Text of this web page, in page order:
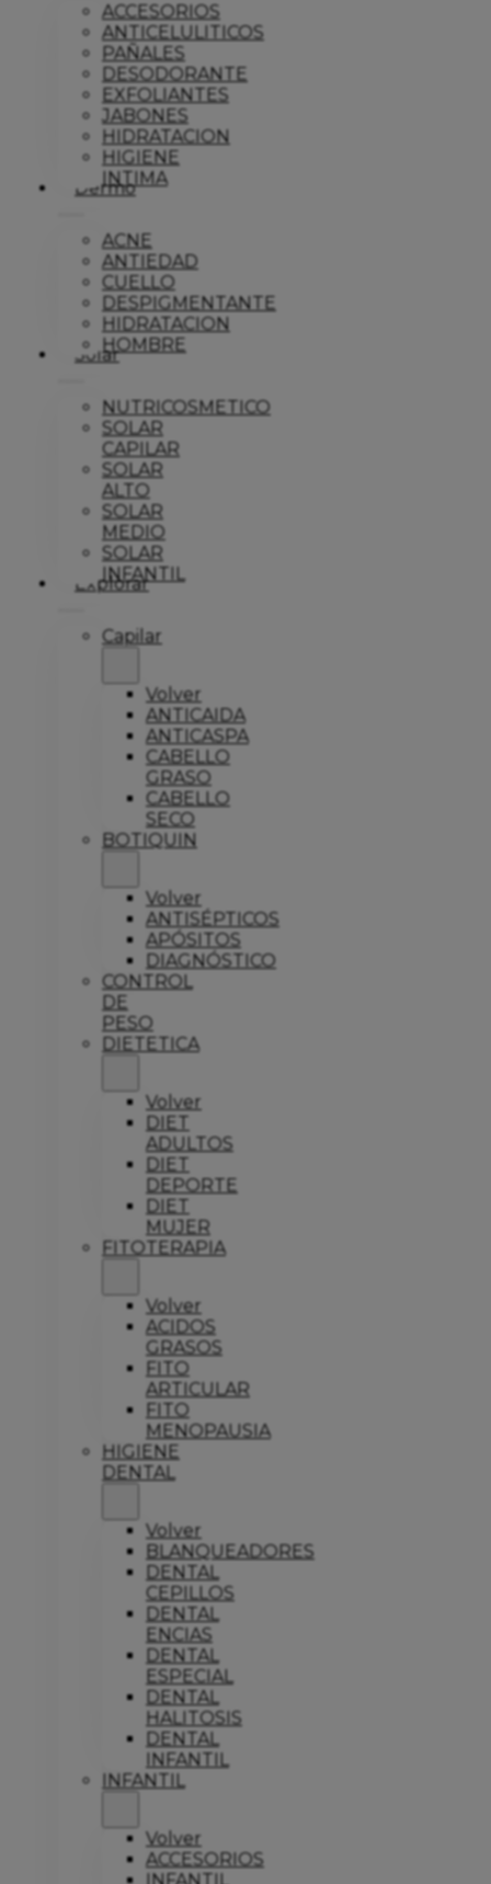
ACCESORIOS
ANTICELULITICOS
PAÑALES
DESODORANTE
EXFOLIANTES
JABONES
HIDRATACION
HIGIENE
INTIMA
Dermo
ACNE
ANTIEDAD
CUELLO
DESPIGMENTANTE
HIDRATACION
HOMBRE
Solar
NUTRICOSMETICO
SOLAR
CAPILAR
SOLAR
ALTO
SOLAR
MEDIO
SOLAR
INFANTIL
Explorar
Capilar
Volver
ANTICAIDA
ANTICASPA
CABELLO
GRASO
CABELLO
SECO
BOTIQUIN
Volver
ANTISÉPTICOS
APÓSITOS
DIAGNÓSTICO
CONTROL
DE
PESO
DIETETICA
Volver
DIET
ADULTOS
DIET
DEPORTE
DIET
MUJER
FITOTERAPIA
Volver
ACIDOS
GRASOS
FITO
ARTICULAR
FITO
MENOPAUSIA
HIGIENE
DENTAL
Volver
BLANQUEADORES
DENTAL
CEPILLOS
DENTAL
ENCIAS
DENTAL
ESPECIAL
DENTAL
HALITOSIS
DENTAL
INFANTIL
INFANTIL
Volver
ACCESORIOS